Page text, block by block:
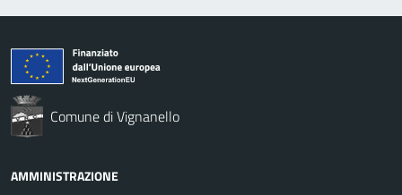
Comune di Vignanello
AMMINISTRAZIONE